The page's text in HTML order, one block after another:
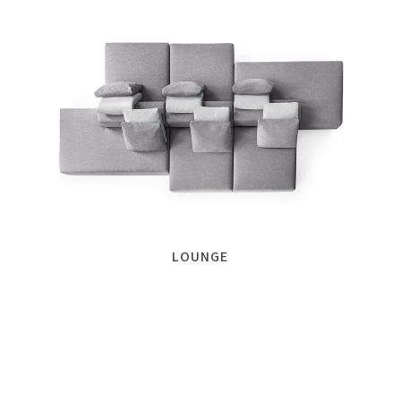
LOUNGE